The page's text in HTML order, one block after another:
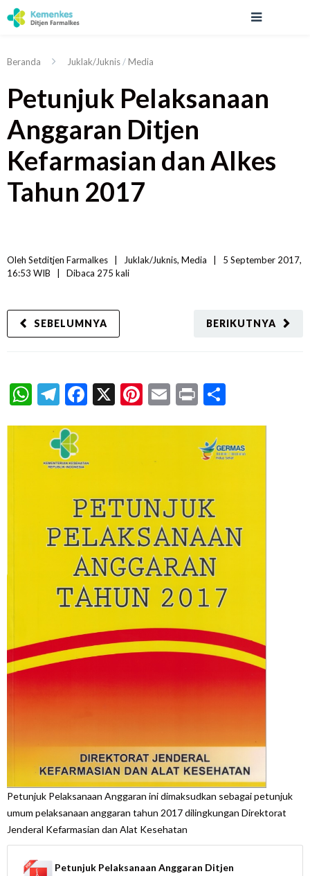
Beranda Juklak/Juknis/ Media
Petunjuk Pelaksanaan
Anggaran Ditjen
Kefarmasian dan Alkes
Tahun 2017
Oleh Setditjen Farmalkes Juklak/Juknis, Media
5 September 2017,
16:53 WIB
Dibaca 275 kali
BERIKUTNYA
SEBELUMNYA
WhatsApp
Telegram
Facebook
X Pinterest
Email
Print
Petunjuk Pelaksanaan Anggaran ini dimaksudkan sebagai petunjuk
umum pelaksanaan anggaran tahun 2017 dilingkungan Direktorat
Jenderal Kefarmasian dan Alat Kesehatan
Petunjuk Pelaksanaan Anggaran Ditjen